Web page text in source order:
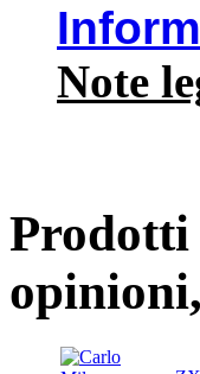
Note
Prodotti